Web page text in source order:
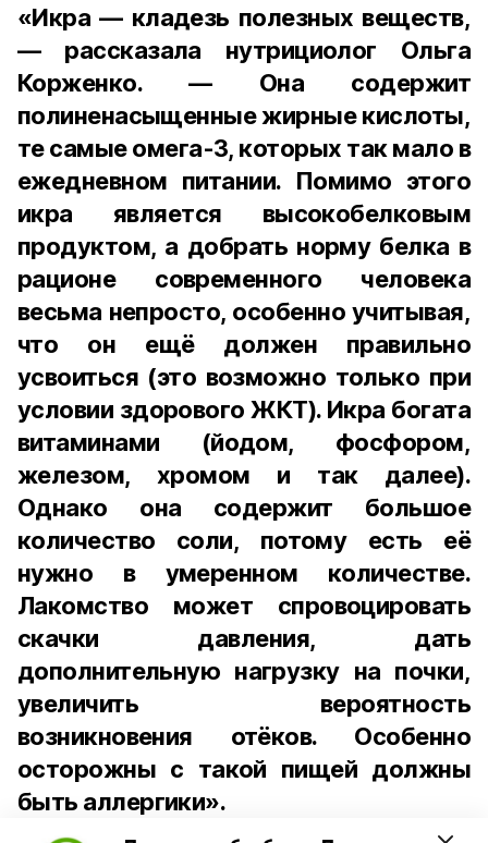
«Икра — кладезь полезных веществ,
— рассказала нутрициолог Ольга
Корженко. — Она содержит
полиненасыщенные жирные кислоты,
те самые омега-3, которых так мало в
ежедневном питании. Помимо этого
икра является высокобелковым
продуктом, а добрать норму белка в
рационе современного человека
весьма непросто, особенно учитывая,
что он ещё должен правильно
усвоиться (это возможно только при
условии здорового ЖКТ). Икра богата
витаминами (йодом, фосфором,
железом, хромом и так далее).
Однако она содержит большое
количество соли, потому есть её
нужно в умеренном количестве.
Лакомство может спровоцировать
скачки давления, дать
дополнительную нагрузку на почки,
увеличить вероятность
возникновения отёков. Особенно
осторожны с такой пищей должны
быть аллергики».